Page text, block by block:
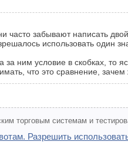
часто забывают написать
использовать один
за ним условие в скобках, то
что это сравнение,
торговым системам и
Разрешить